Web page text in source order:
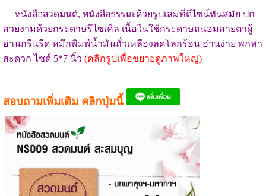
หนังสือสวดมนต์, หนังสือธรรมะด้วยรูปเล่มที่ดีไซน์ทันสมัย ปก
สวยงามด้วยกระดาษรีไซเคิล เนื้อในใช้กระดาษถนอมสายตาผู้
อ่านกรีนรีด หมึกพิมพ์น้ำมันถั่วเหลืองลดโลกร้อน อ่านง่าย พกพา
สะดวก ไซด์ 5*7 นิ้ว (คลิกรูปเพื่อขยายดูภาพใหญ่)
สอบถามเพิ่มเติม คลิกปุ่มนี้